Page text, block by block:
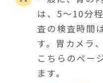
は、5～10分
査の検査時間
す。胃カメラ
こちらのペー
ます。